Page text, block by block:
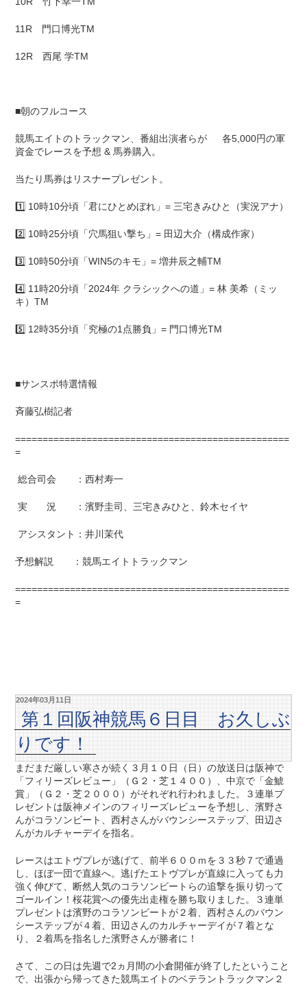
11R 門口博光TM
12R 西尾 学TM
■朝のフルコース
競馬エイトのトラックマン、番組出演者らが 各5,000円の軍
資金でレースを予想 & 馬券購入。
当たり馬券はリスナープレゼント。
1️⃣ 10時10分頃「君にひとめぼれ」= 三宅きみひと（実況アナ）
2️⃣ 10時25分頃「穴馬狙い撃ち」= 田辺大介（構成作家）
3️⃣ 10時50分頃「WIN5のキモ」= 増井辰之輔TM
4️⃣ 11時20分頃「2024年 クラシックへの道」= 林 美希（ミッ
キ）TM
5️⃣ 12時35分頃「究極の1点勝負」= 門口博光TM
■サンスポ特選情報
斉藤弘樹記者
==================================================
=
総合司会 ：西村寿一
実 況 ：濱野圭司、三宅きみひと、鈴木セイヤ
アシスタント：井川茉代
予想解説 ：競馬エイトトラックマン
==================================================
=
2024年03月11日
第１回阪神競馬６日目 お久しぶ
りです！
まだまだ厳しい寒さが続く３月１０日（日）の放送日は阪神で
「フィリーズレビュー」（Ｇ２・芝１４００）、中京で「金鯱
賞」（Ｇ２・芝２０００）がそれぞれ行われました。３連単プ
レゼントは阪神メインのフィリーズレビューを予想し、濱野さ
んがコラソンビート、西村さんがバウンシーステップ、田辺さ
んがカルチャーデイを指名。
レースはエトヴプレが逃げて、前半６００ｍを３３秒７で通過
し、ほぼ一団で直線へ。逃げたエトヴプレが直線に入っても力
強く伸びて、断然人気のコラソンビートらの追撃を振り切って
ゴールイン！桜花賞への優先出走権を勝ち取りました。３連単
プレゼントは濱野のコラソンビートが２着、西村さんのバウン
シーステップが４着、田辺さんのカルチャーデイが７着とな
り、２着馬を指名した濱野さんが勝者に！
さて、この日は先週で2ヵ月間の小倉開催が終了したということ
で、出張から帰ってきた競馬エイトのベテラントラックマン２